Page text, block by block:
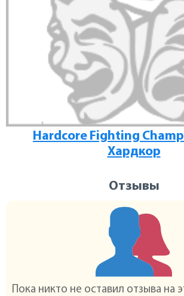
Hardcore Fighting
Хардкор
Отзывы
Пока никто не оставил отзыва на